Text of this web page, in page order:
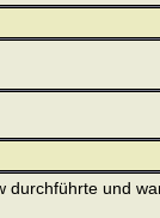
durchführte und